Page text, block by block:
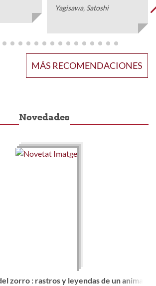
Yagisawa, Satoshi
MÁS RECOMENDACIONES
Novedades
zorro : rastros y leyendas de un animal